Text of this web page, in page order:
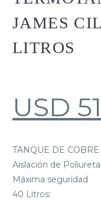
JAMES
LITROS
USD
TANQUE DE
Aislación de
Máxima seguridad
40 Litros: